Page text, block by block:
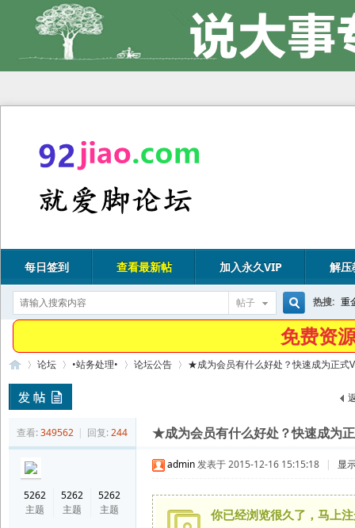
每日签到 查看最新帖 加入永久VIP 解压
帖子
搜
热搜: 重
免费资
92»
论坛
›
•站务处理•
›
论坛公告
›
★成为会员有什么好处？快速成为正式
查看: 349562 | 回复: 244 ★成为会员有什么好处？快速成为
5262
主题
5262
主题
5262
主题
admin发表于 2015-12-16 15:15:18 | 显
你已经浏览很久了，马上